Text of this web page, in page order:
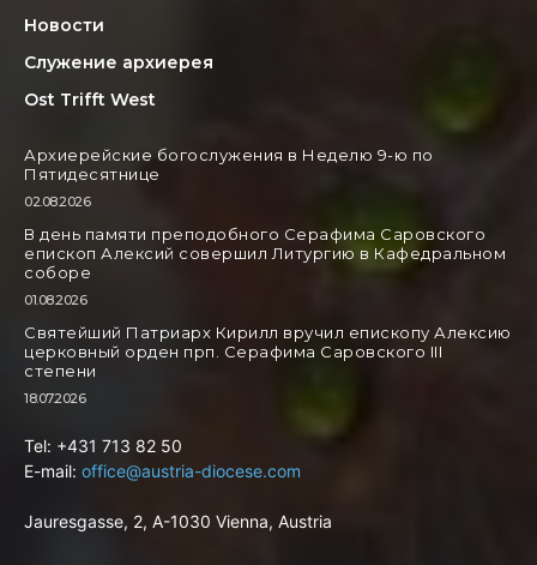
Новости
Служение архиерея
Ost Trifft West
Архиерейские богослужения в Неделю 9-ю по
Пятидесятнице
02.08.2026
В день памяти преподобного Серафима Саровского
епископ Алексий совершил Литургию в Кафедральном
соборе
01.08.2026
Святейший Патриарх Кирилл вручил епископу Алексию
церковный орден прп. Серафима Саровского III
степени
18.07.2026
Tel: +431 713 82 50
E-mail: office@austria-diocese.com
Jauresgasse, 2, A-1030 Vienna, Austria